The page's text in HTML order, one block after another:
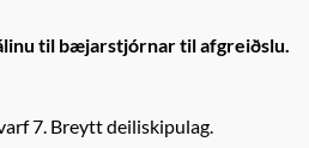
til bæjarstjórnar til afgreiðslu.
7. Breytt deiliskipulag.